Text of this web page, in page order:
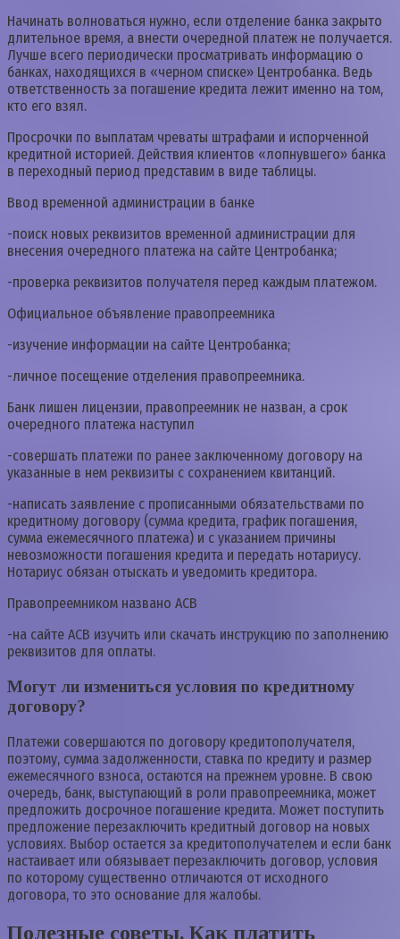
Начинать волноваться нужно, если отделение банка закрыто
длительное время, а внести очередной платеж не получается.
Лучше всего периодически просматривать информацию о
банках, находящихся в «черном списке» Центробанка. Ведь
ответственность за погашение кредита лежит именно на том,
кто его взял.
Просрочки по выплатам чреваты штрафами и испорченной
кредитной историей. Действия клиентов «лопнувшего» банка
в переходный период представим в виде таблицы.
Ввод временной администрации в банке
-поиск новых реквизитов временной администрации для
внесения очередного платежа на сайте Центробанка;
-проверка реквизитов получателя перед каждым платежом.
Официальное объявление правопреемника
-изучение информации на сайте Центробанка;
-личное посещение отделения правопреемника.
Банк лишен лицензии, правопреемник не назван, а срок
очередного платежа наступил
-совершать платежи по ранее заключенному договору на
указанные в нем реквизиты с сохранением квитанций.
-написать заявление с прописанными обязательствами по
кредитному договору (сумма кредита, график погашения,
сумма ежемесячного платежа) и с указанием причины
невозможности погашения кредита и передать нотариусу.
Нотариус обязан отыскать и уведомить кредитора.
Правопреемником названо АСВ
-на сайте АСВ изучить или скачать инструкцию по заполнению
реквизитов для оплаты.
Могут ли измениться условия по кредитному
договору?
Платежи совершаются по договору кредитополучателя,
поэтому, сумма задолженности, ставка по кредиту и размер
ежемесячного взноса, остаются на прежнем уровне. В свою
очередь, банк, выступающий в роли правопреемника, может
предложить досрочное погашение кредита. Может поступить
предложение перезаключить кредитный договор на новых
условиях. Выбор остается за кредитополучателем и если банк
настаивает или обязывает перезаключить договор, условия
по которому существенно отличаются от исходного
договора, то это основание для жалобы.
Полезные советы. Как платить